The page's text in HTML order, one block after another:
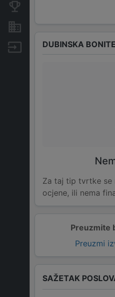
Nekretnine i imovina
Izvoz
Preuzmite
Preuzmi
DUBINSKA
Za taj tip tvrtke se
ocjene, ili nema
SAŽETAK